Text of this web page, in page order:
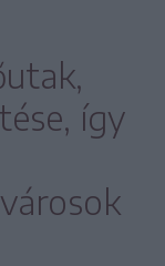
így